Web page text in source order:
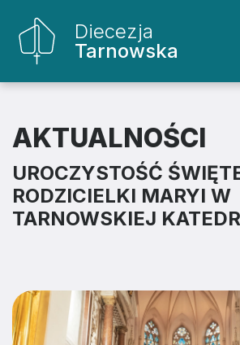
Diecezja
Tarnowska
AKTUALNOŚCI
UROCZYSTOŚĆ
RODZICIELKI MARYI W
TARNOWSKIEJ